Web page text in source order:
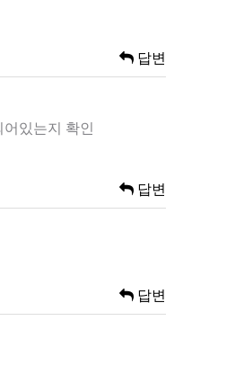
답변
있는지 확인
답변
답변